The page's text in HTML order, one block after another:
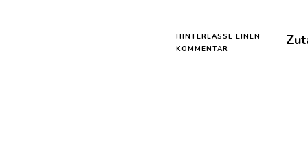
HINTERLASSE EINEN
KOMMENTAR